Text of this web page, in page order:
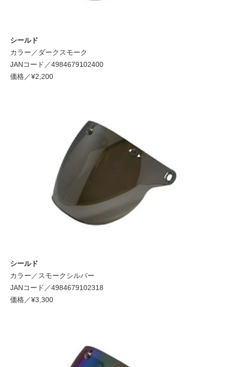
シールド
カラー／ダークスモーク
JANコード／4984679102400
価格／¥2,200
シールド
カラー／スモークシルバー
JANコード／4984679102318
価格／¥3,300